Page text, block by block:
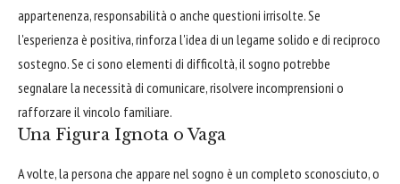
appartenenza, responsabilità o anche questioni irrisolte. Se
l'esperienza è positiva, rinforza l'idea di un legame solido e di reciproco
sostegno. Se ci sono elementi di difficoltà, il sogno potrebbe
segnalare la necessità di comunicare, risolvere incomprensioni o
rafforzare il vincolo familiare.
Una Figura Ignota o Vaga
A volte, la persona che appare nel sogno è un completo sconosciuto, o